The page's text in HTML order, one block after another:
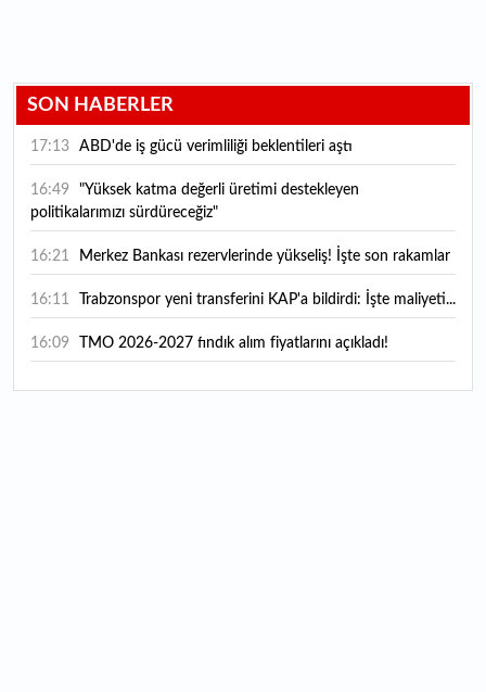
SON HABERLER
17:13 ABD'de iş gücü verimliliği beklentileri aştı
16:49
politikalarımızı sürdüreceğiz"
16:21 Merkez Bankası rezervlerinde yükseliş! İşte son rakamlar
16:11 Trabzonspor yeni transferini KAP'a bildirdi: İşte maliyeti...
16:09 TMO 2026-2027 fındık alım fiyatlarını açıkladı!